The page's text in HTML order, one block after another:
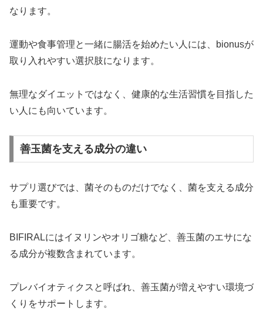
なります。
運動や食事管理と一緒に腸活を始めたい人には、bionusが
取り入れやすい選択肢になります。
無理なダイエットではなく、健康的な生活習慣を目指した
い人にも向いています。
善玉菌を支える成分の違い
サプリ選びでは、菌そのものだけでなく、菌を支える成分
も重要です。
BIFIRALにはイヌリンやオリゴ糖など、善玉菌のエサにな
る成分が複数含まれています。
プレバイオティクスと呼ばれ、善玉菌が増えやすい環境づ
くりをサポートします。